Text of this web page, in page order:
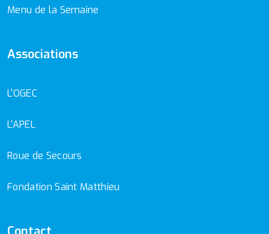
Menu de la Semaine
Associations
L'OGEC
L'APEL
Roue de Secours
Fondation Saint Matthieu